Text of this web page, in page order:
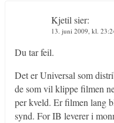
Kjetilsier:
13. juni 2009, kl.
Du tar feil.
Det er Universal som
de som vil klippe filmen
per kveld. Er filmen lang
synd. For IB leverer i